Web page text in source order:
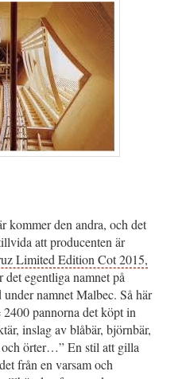
kommer den andra, och det
att producenten är
Limited Edition Cot 2015,
det egentliga namnet på
namnet Malbec. Så här
2400 pannorna det köpt in
inslag av blåbär, björnbär,
örter…” En stil att gilla
från en varsam och